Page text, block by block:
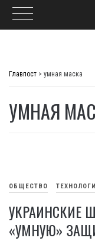
Главпост > умная маска
УМНАЯ
ОБЩЕСТВО
УКРАИНСКИЕ
«УМНУЮ»